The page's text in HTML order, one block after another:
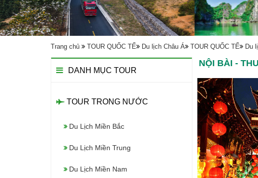
Trang chủ TOUR QUỐC TẾ Du lịch Châu Á TOUR QUỐC TẾ Du
DANH MỤC TOUR
TOUR TRONG NƯỚC
Du Lịch Miền Bắc
Du Lịch Miền Trung
Du Lịch Miền Nam
NỘI BÀI -